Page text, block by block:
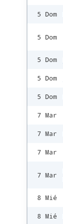
5 Dom
5 Dom
5 Dom
5 Dom
5 Dom
7 Mar
7 Mar
7 Mar
7 Mar
8 Mié
8 Mié